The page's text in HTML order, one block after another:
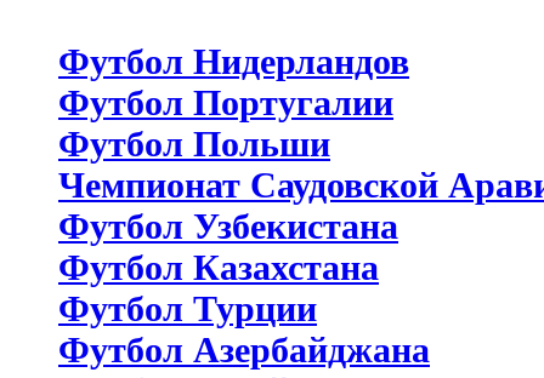
Футбол Нидерландов
Футбол Португалии
Футбол Польши
Чемпионат Саудовской
Футбол Узбекистана
Футбол Казахстана
Футбол Турции
Футбол Азербайджана